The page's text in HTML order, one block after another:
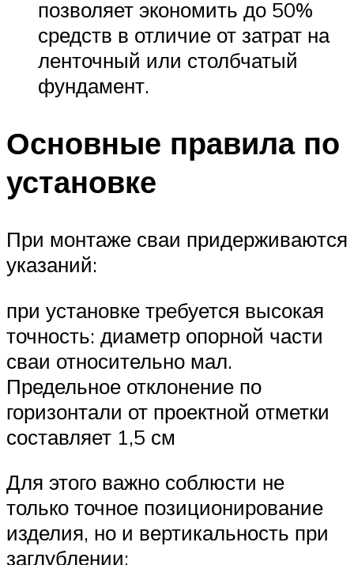
позволяет экономить до 50%
средств в отличие от затрат на
ленточный или столбчатый
фундамент.
Основные правила по
установке
При монтаже сваи придерживаются
указаний:
при установке требуется высокая
точность: диаметр опорной части
сваи относительно мал.
Предельное отклонение по
горизонтали от проектной отметки
составляет 1,5 см
Для этого важно соблюсти не
только точное позиционирование
изделия, но и вертикальность при
заглублении;